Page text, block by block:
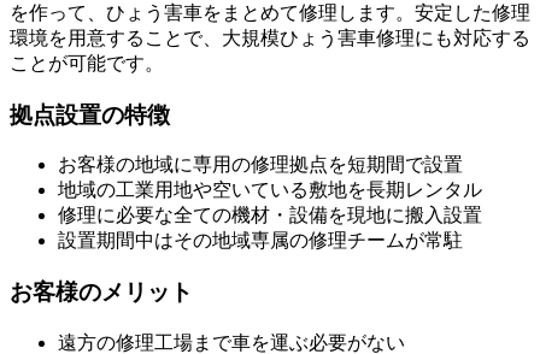
を作って、ひょう害車をまとめて修理します。安定した修理
環境を用意することで、大規模ひょう害車修理にも対応する
ことが可能です。
拠点設置の特徴
お客様の地域に専用の修理拠点を短期間で設置
地域の工業用地や空いている敷地を長期レンタル
修理に必要な全ての機材・設備を現地に搬入設置
設置期間中はその地域専属の修理チームが常駐
お客様のメリット
遠方の修理工場まで車を運ぶ必要がない